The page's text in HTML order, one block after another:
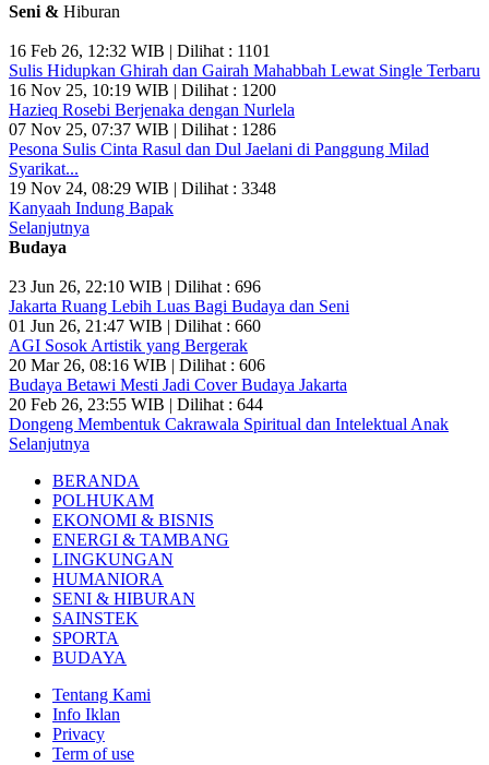
Seni & Hiburan
16 Feb 26, 12:32 WIB | Dilihat : 1101
Sulis Hidupkan Ghirah dan Gairah Mahabbah Lewat Single Terbaru
16 Nov 25, 10:19 WIB | Dilihat : 1200
Hazieq Rosebi Berjenaka dengan Nurlela
07 Nov 25, 07:37 WIB | Dilihat : 1286
Pesona Sulis Cinta Rasul dan Dul Jaelani di Panggung Milad
Syarikat...
19 Nov 24, 08:29 WIB | Dilihat : 3348
Kanyaah Indung Bapak
Selanjutnya
Budaya
23 Jun 26, 22:10 WIB | Dilihat : 696
Jakarta Ruang Lebih Luas Bagi Budaya dan Seni
01 Jun 26, 21:47 WIB | Dilihat : 660
AGI Sosok Artistik yang Bergerak
20 Mar 26, 08:16 WIB | Dilihat : 606
Budaya Betawi Mesti Jadi Cover Budaya Jakarta
20 Feb 26, 23:55 WIB | Dilihat : 644
Dongeng Membentuk Cakrawala Spiritual dan Intelektual Anak
Selanjutnya
BERANDA
POLHUKAM
EKONOMI & BISNIS
ENERGI & TAMBANG
LINGKUNGAN
HUMANIORA
SENI & HIBURAN
SAINSTEK
SPORTA
BUDAYA
Tentang Kami
Info Iklan
Privacy
Term of use